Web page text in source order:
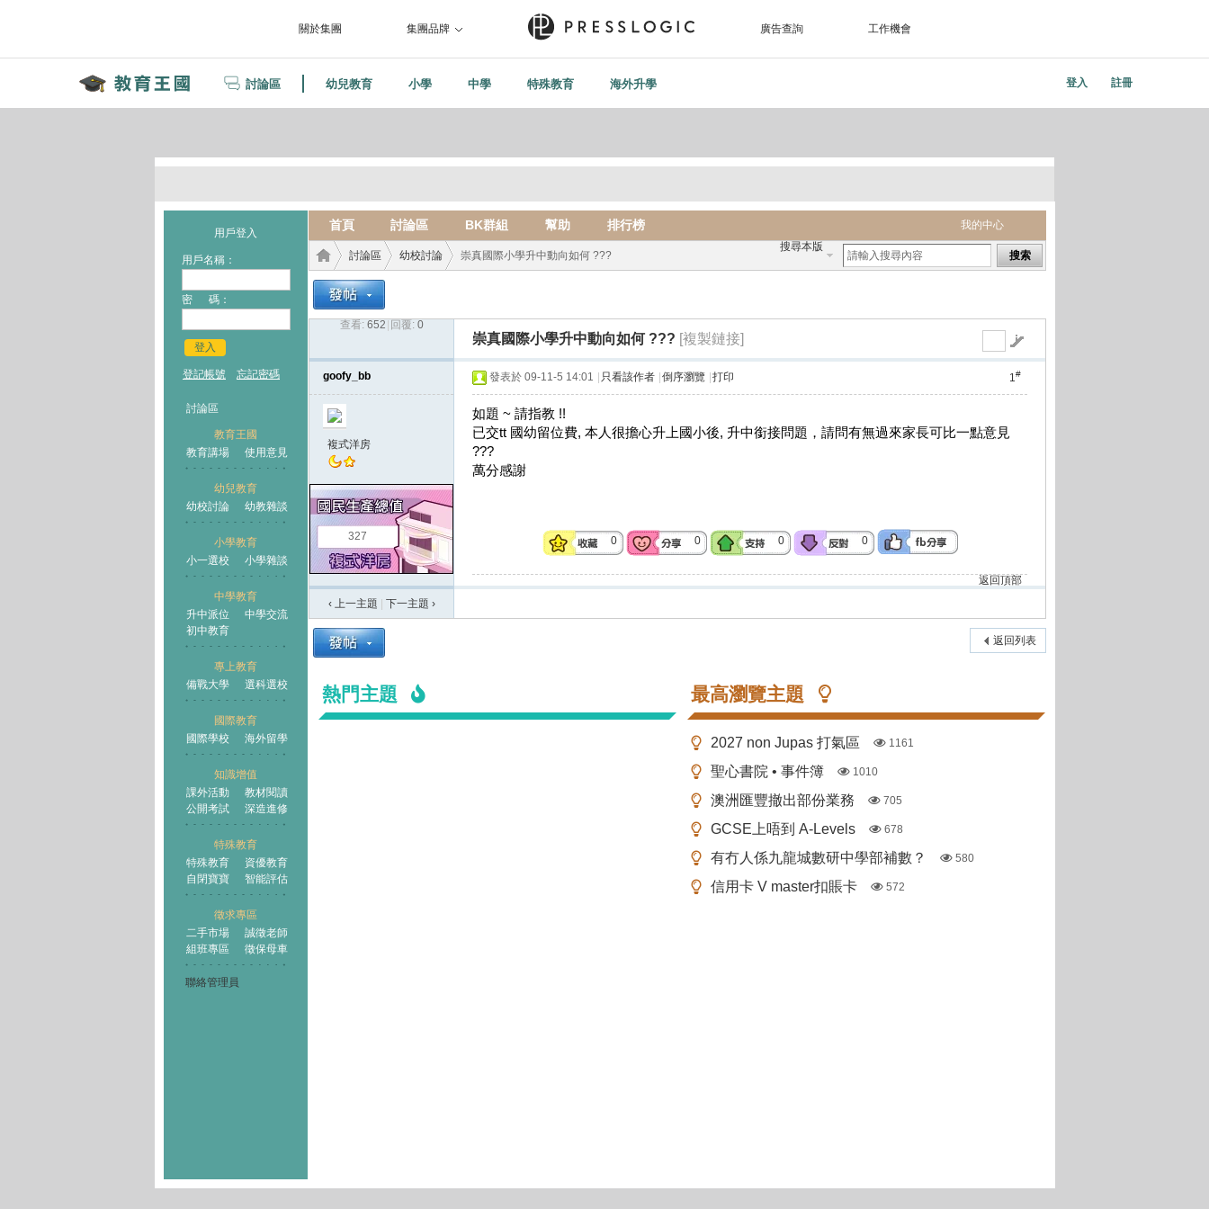
關於集團 集團品牌 廣告查詢 工作機會
討論區 幼兒教育 小學 中學 特殊教育 海外升學 登入 註冊
用戶登入
用戶名稱：
密 碼：
登入
登記帳號 忘記密碼
討論區
教育王國
教育講場
使用意見
幼兒教育
幼校討論
幼教雜談
小學教育
小一選校
小學雜談
中學教育
升中派位
中學交流
初中教育
專上教育
備戰大學
選科選校
國際教育
國際學校
海外留學
知識增值
課外活動
教材閱讀
公開考試
深造進修
特殊教育
特殊教育
資優教育
自閉寶寶
智能評估
徵求專區
二手市場
誠徵老師
組班專區
徵保母車
聯絡管理員
我的中心
首頁 討論區 BK群組 幫助 排行榜
搜尋本版
搜索
王國
討論區
›
幼校討論 崇真國際小學升中動向如何 ???
查看: 652 回覆: 0
崇真國際小學升中動向如何 ??? [複製鏈接]
goofy_bb
複式洋房
327
1#
發表於 09-11-5 14:01 只看該作者 倒序瀏覽 打印
如題 ~ 請指教 !!
已交tt 國幼留位費, 本人很擔心升上國小後, 升中銜接問題，請問有無過來家長可比一點意見
???
萬分感謝
0 0 0 0
返回頂部
‹ 上一主題
下一主題 ›
返回列表
熱門主題 最高瀏覽主題
2027 non Jupas 打氣區 1161
聖心書院 • 事件簿 1010
澳洲匯豐撤出部份業務 705
GCSE上唔到 A-Levels 678
有冇人係九龍城數研中學部補數？ 580
信用卡 V master扣賬卡 572